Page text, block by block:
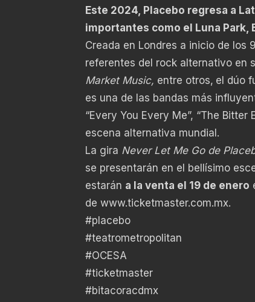
Este 2024, Placebo regresa a
importantes como el Luna Park,
Creada en Londres a inicio de los
referentes del rock alternativo en
Market Music, entre otros, el dúo
es una de las bandas más
“Every You Every Me”, “The Bitter
escena alternativa mundial.
La gira Never Let Me Go de
se presentarán en el bellísimo
estarán a la venta el 19 de enero
de www.ticketmaster.com.mx.
#placebo
#teatrometropolitan
#OCESA
#ticketmaster
#bitacoracdmx